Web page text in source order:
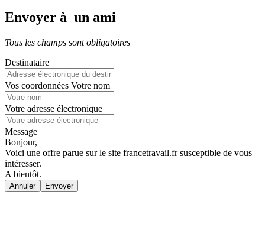
Envoyer à un ami
Tous les champs sont obligatoires
Destinataire
Vos coordonnées Votre nom
Votre adresse électronique
Message
Bonjour,
Voici une offre parue sur le site francetravail.fr susceptible de vous
intéresser.
A bientôt.
Annuler